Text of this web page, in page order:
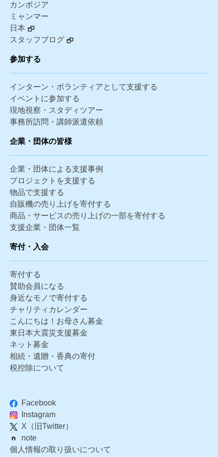
カンボジア
ミャンマー
日本
スタッフブログ
参加する
インターン・ボランティアとして支援する
イベントに参加する
現地視察・スタディツアー
事務所訪問・講師派遣依頼
企業・団体の皆様
企業・団体による支援事例
プロジェクトを支援する
物品で支援する
自販機の売り上げを寄付する
商品・サービスの売り上げの一部を寄付する
支援企業・団体一覧
寄付・入会
寄付する
賛助会員になる
身近なモノで寄付する
チャリティカレンダー
こんにちは！お母さん募金
東日本大震災支援募金
ネット募金
相続・遺贈・香典の寄付
税控除について
Facebook
Instagram
X（旧Twitter）
note
個人情報の取り扱いについて